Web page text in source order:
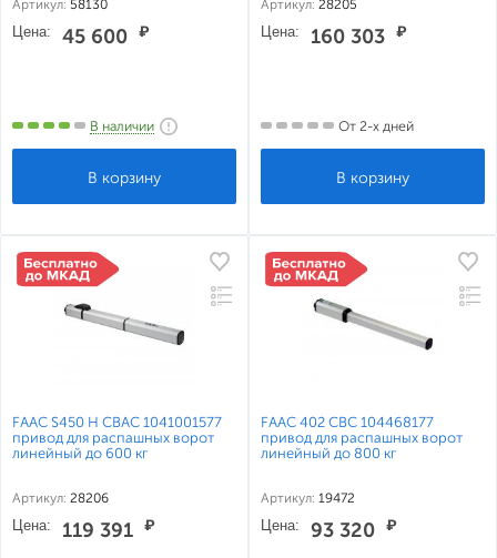
3 м.
Артикул: 58130
Цена: 45 600 ₽
В наличии
Артикул: 28205
Цена: 160 303 ₽
От 2-х дней
FAAC S450 H CBAC 1041001577
привод для распашных ворот
линейный до 600 кг
Артикул: 28206
Цена: 119 391 ₽
FAAC 402 CBC 104468177
привод для распашных ворот
линейный до 800 кг
Артикул: 19472
Цена: 93 320 ₽